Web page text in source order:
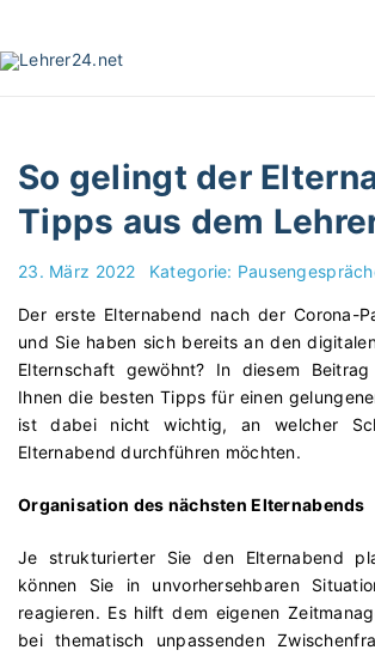
i
So gelingt der
Tipps aus dem
23. März 2022 Kategorie:
Der erste Elternabend nach der Corona-
und Sie haben sich bereits an den
Elternschaft gewöhnt? In diesem
Ihnen die besten Tipps für einen
ist dabei nicht wichtig, an welcher
Elternabend durchführen möchten.
Organisation des nächsten Elternabends
Je strukturierter Sie den Elternabend
können Sie in unvorhersehbaren
reagieren. Es hilft dem eigenen
bei thematisch unpassenden